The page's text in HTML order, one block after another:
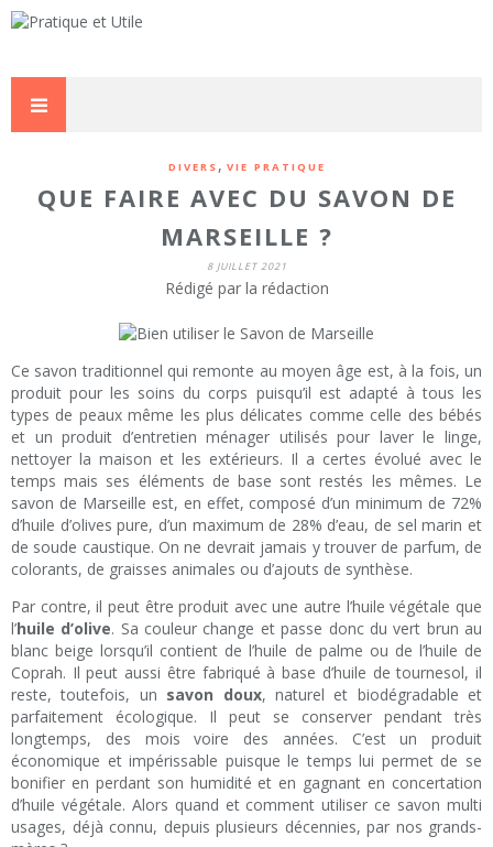
DIVERS , VIE PRATIQUE
QUE FAIRE AVEC DU SAVON DE
MARSEILLE ?
8 JUILLET 2021
Rédigé par la rédaction
Ce savon traditionnel qui remonte au moyen âge est, à la fois, un
produit pour les soins du corps puisqu’il est adapté à tous les
types de peaux même les plus délicates comme celle des bébés
et un produit d’entretien ménager utilisés pour laver le linge,
nettoyer la maison et les extérieurs. Il a certes évolué avec le
temps mais ses éléments de base sont restés les mêmes. Le
savon de Marseille est, en effet, composé d’un minimum de 72%
d’huile d’olives pure, d’un maximum de 28% d’eau, de sel marin et
de soude caustique. On ne devrait jamais y trouver de parfum, de
colorants, de graisses animales ou d’ajouts de synthèse.
Par contre, il peut être produit avec une autre l’huile végétale que
l’huile d’olive. Sa couleur change et passe donc du vert brun au
blanc beige lorsqu’il contient de l’huile de palme ou de l’huile de
Coprah. Il peut aussi être fabriqué à base d’huile de tournesol, il
reste, toutefois, un savon doux, naturel et biodégradable et
parfaitement écologique. Il peut se conserver pendant très
longtemps, des mois voire des années. C’est un produit
économique et impérissable puisque le temps lui permet de se
bonifier en perdant son humidité et en gagnant en concertation
d’huile végétale. Alors quand et comment utiliser ce savon multi
usages, déjà connu, depuis plusieurs décennies, par nos grands-